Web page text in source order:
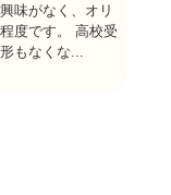
味がなく、オリ
度です。 高校受
もなくな...